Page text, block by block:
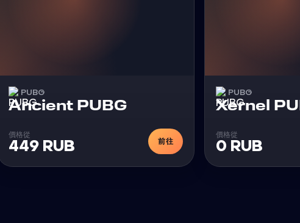
PUBG
Ancient PUBG外挂
價格從
449 RUB 前往
PUBG
Xernel
價格從
0 RUB